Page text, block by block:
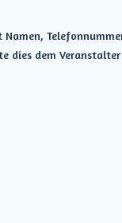
dies dem